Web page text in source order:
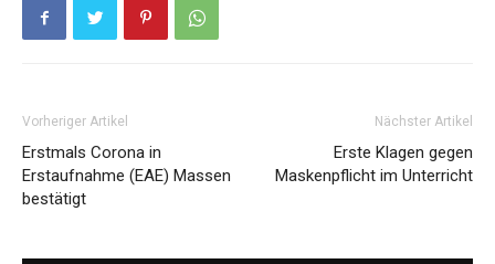
Vorheriger Artikel
Erstmals Corona in
Erstaufnahme (EAE) Massen
bestätigt
Nächster Artikel
Erste Klagen gegen
Maskenpflicht im Unterricht